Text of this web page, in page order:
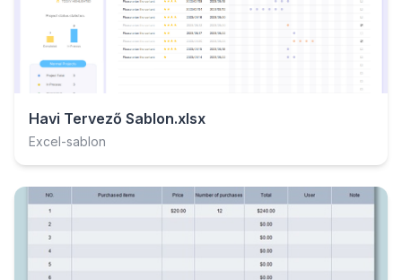
Havi Tervező Sablon.xlsx
Excel-sablon